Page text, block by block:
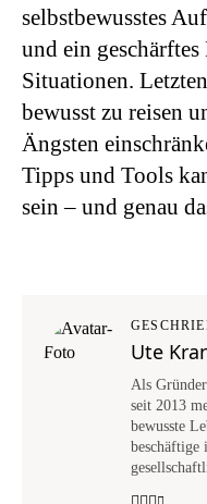
selbstbewusstes
und ein
Situationen.
bewusst zu reisen
Ängsten
Tipps und Tools
sein – und genau
Ute
Als
seit 2013
bewusste
beschäftige